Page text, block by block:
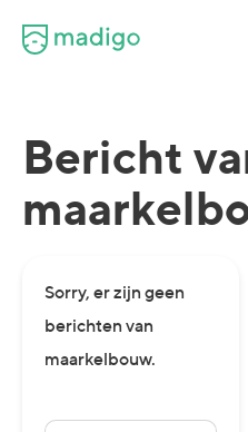
Bericht
Sorry, er zijn geen
berichten van
maarkelbouw.